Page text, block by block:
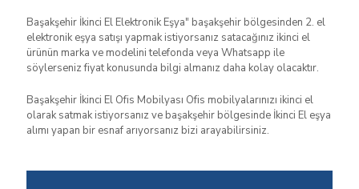
Başakşehir İkinci El Elektronik Eşya" başakşehir bölgesinden 2. el
elektronik eşya satışı yapmak istiyorsanız satacağınız ikinci el
ürünün marka ve modelini telefonda veya Whatsapp ile
söylerseniz fiyat konusunda bilgi almanız daha kolay olacaktır.
Başakşehir İkinci El Ofis Mobilyası Ofis mobilyalarınızı ikinci el
olarak satmak istiyorsanız ve başakşehir bölgesinde İkinci El eşya
alımı yapan bir esnaf arıyorsanız bizi arayabilirsiniz.